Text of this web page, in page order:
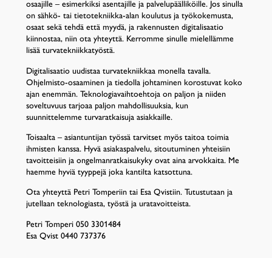
osaajille – esimerkiksi asentajille ja palvelupäälliköille. Jos sinulla
on sähkö- tai tietotekniikka-alan koulutus ja työkokemusta,
osaat sekä tehdä että myydä, ja rakennusten digitalisaatio
kiinnostaa, niin ota yhteyttä. Kerromme sinulle mielellämme
lisää turvatekniikkatyöstä.
Digitalisaatio uudistaa turvatekniikkaa monella tavalla.
Ohjelmisto-osaaminen ja tiedolla johtaminen korostuvat koko
ajan enemmän. Teknologiavaihtoehtoja on paljon ja niiden
soveltuvuus tarjoaa paljon mahdollisuuksia, kun
suunnittelemme turvaratkaisuja asiakkaille.
Toisaalta – asiantuntijan työssä tarvitset myös taitoa toimia
ihmisten kanssa. Hyvä asiakaspalvelu, sitoutuminen yhteisiin
tavoitteisiin ja ongelmanratkaisukyky ovat aina arvokkaita. Me
haemme hyviä tyyppejä joka kantilta katsottuna.
Ota yhteyttä Petri Tomperiin tai Esa Qvistiin. Tutustutaan ja
jutellaan teknologiasta, työstä ja uratavoitteista.
Petri Tomperi 050 3301484
Esa Qvist 0440 737376